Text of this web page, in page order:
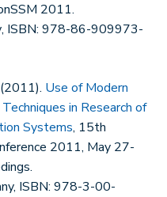
2011.
ISBN: 978-86-909973-
Use of Modern
in Research of
Systems, 15th
2011, May 27-
ISBN: 978-3-00-